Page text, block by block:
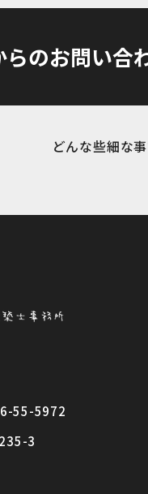
のお問い合
どんな些細な
55-5972
3